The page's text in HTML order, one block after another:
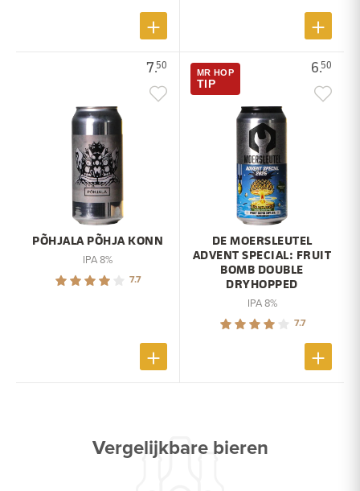
7.50
PÕHJALA PÕHJA KONN
IPA 8%
7.7
6.50
MR HOP
TIP
DE MOERSLEUTEL
ADVENT SPECIAL: FRUIT
BOMB DOUBLE
DRYHOPPED
IPA 8%
7.7
Vergelijkbare bieren